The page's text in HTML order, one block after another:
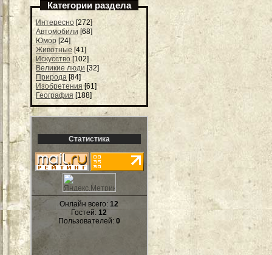
Категории раздела
Интересно [272]
Автомобили [68]
Юмор [24]
Животные [41]
Искусство [102]
Великие люди [32]
Природа [84]
Изобретения [61]
География [188]
Статистика
Онлайн всего:12
Гостей:12
Пользователей: 0